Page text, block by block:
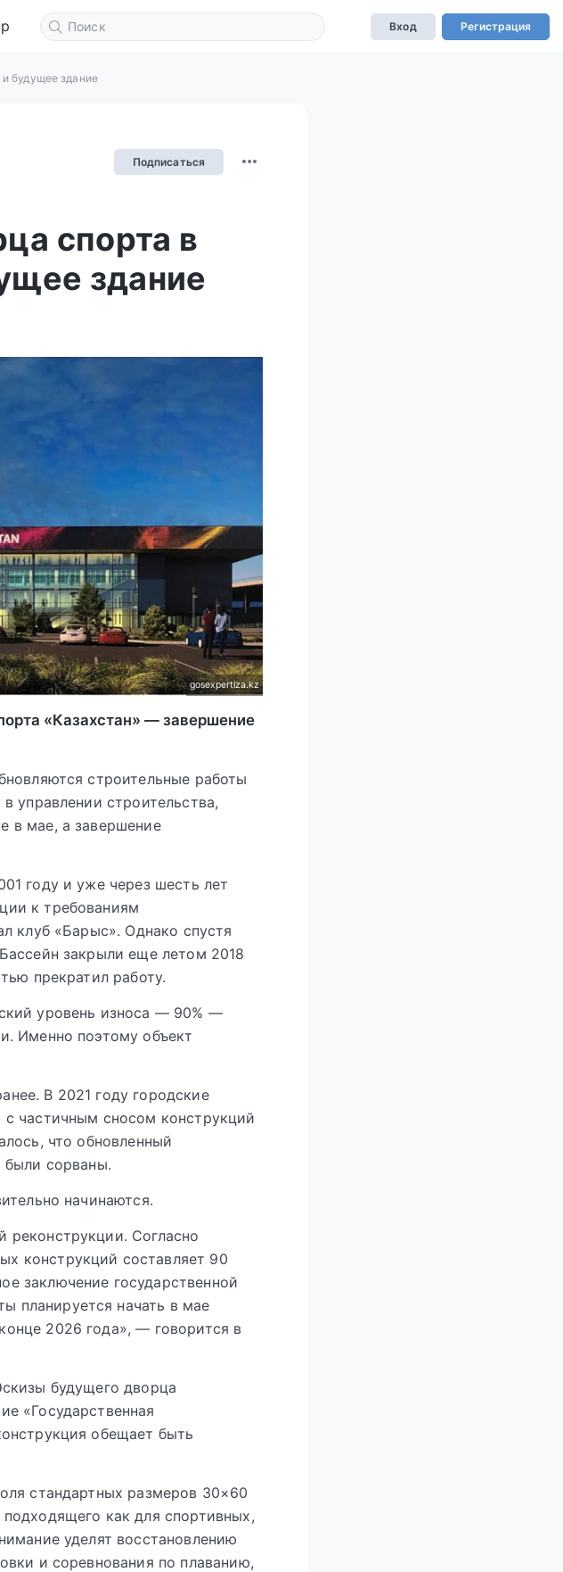
Вход Регистрация
и будущее здание
Подписаться
спорта в
здание
gosexpertiza.kz
«Казахстан» — завершение
строительные работы
управлении строительства,
в мае, а завершение
году и уже через шесть лет
к требованиям
клуб «Барыс». Однако спустя
закрыли еще летом 2018
прекратил работу.
уровень износа — 90% —
Именно поэтому объект
В 2021 году городские
частичным сносом конструкций
что обновленный
были сорваны.
начинаются.
реконструкции. Согласно
конструкций составляет 90
заключение государственной
планируется начать в мае
2026 года», — говорится в
будущего дворца
«Государственная
обещает быть
стандартных размеров 30×60
как для спортивных,
уделят восстановлению
и соревнования по плаванию,